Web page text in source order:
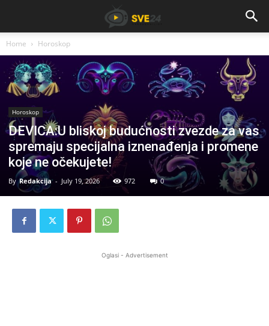
Home Horoskop
Horoskop
DEVICA:U bliskoj budućnosti zvezde za vas
spremaju specijalna iznenađenja i promene
koje ne očekujete!
By Redakcija - July 19, 2026 972 0
Oglasi - Advertisement